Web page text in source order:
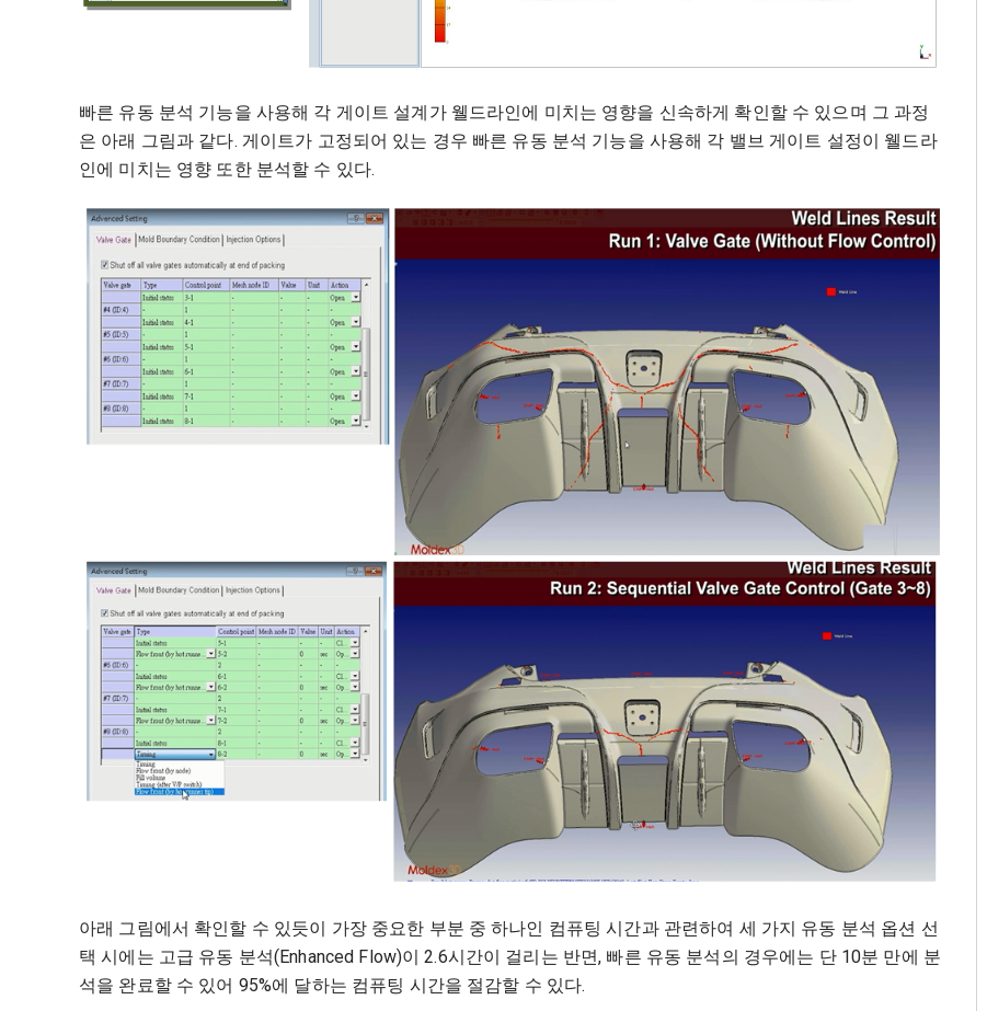
빠른 유동 분석 기능을 사용해 각 게이트 설계가 웰드라인에 미치는 영향을 신속하게 확인할 수 있으며 그 과정
은 아래 그림과 같다. 게이트가 고정되어 있는 경우 빠른 유동 분석 기능을 사용해 각 밸브 게이트 설정이 웰드라
인에 미치는 영향 또한 분석할 수 있다.
아래 그림에서 확인할 수 있듯이 가장 중요한 부분 중 하나인 컴퓨팅 시간과 관련하여 세 가지 유동 분석 옵션 선
택 시에는 고급 유동 분석(Enhanced Flow)이 2.6시간이 걸리는 반면, 빠른 유동 분석의 경우에는 단 10분 만에 분
석을 완료할 수 있어 95%에 달하는 컴퓨팅 시간을 절감할 수 있다.